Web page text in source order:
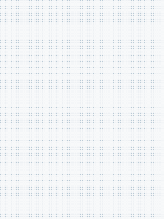
SOCIAL IN OTTO EPISODI PER